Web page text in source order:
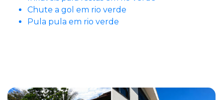
Chute a gol em rio verde
Pula pula em rio verde